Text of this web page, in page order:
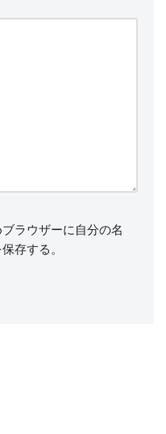
ラウザーに自分の名
存する。